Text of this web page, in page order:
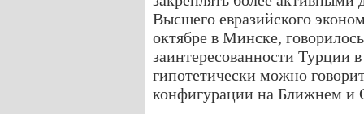
Высшего евразийского
октябре в Минске,
заинтересованности Турции
гипотетически можно
конфигурации на Ближнем и